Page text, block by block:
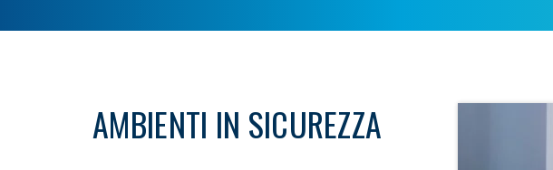
AMBIENTI IN SICUREZZA